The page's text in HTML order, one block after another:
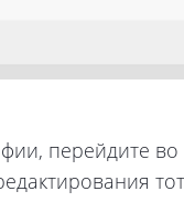
перейдите